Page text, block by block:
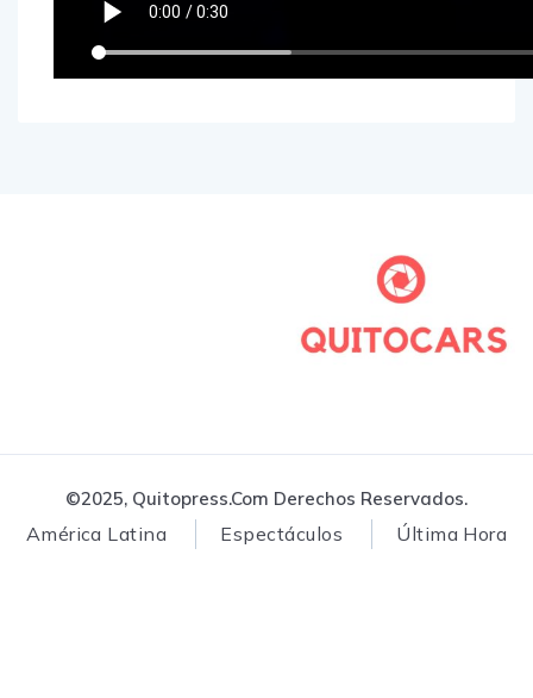
©2025, Quitopress.com Derechos Reservados.
América Latina Espectáculos Última Hora